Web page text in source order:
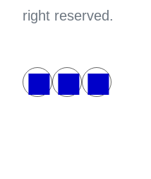
right reserved.